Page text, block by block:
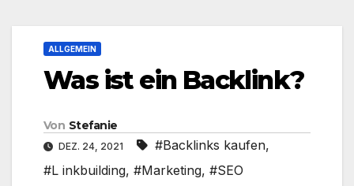
ALLGEMEIN
Was ist ein Backlink?
Von Stefanie
DEZ. 24, 2021 #Backlinks kaufen,
#L inkbuilding, #Marketing, #SEO